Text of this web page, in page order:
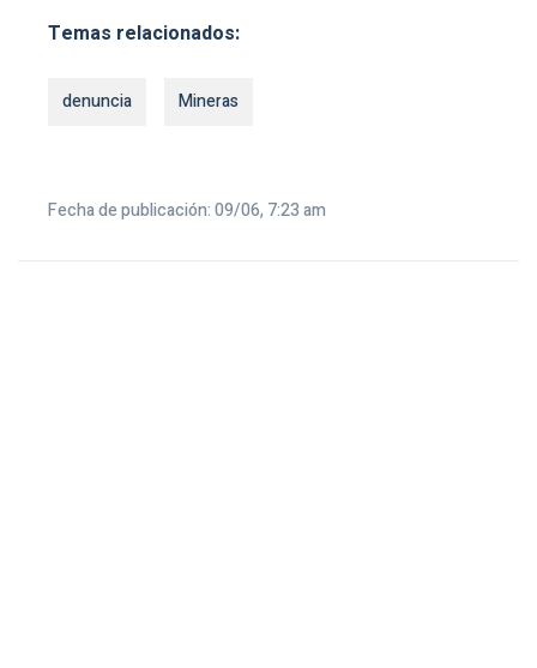
Temas relacionados:
denuncia Mineras
Fecha de publicación: 09/06, 7:23 am